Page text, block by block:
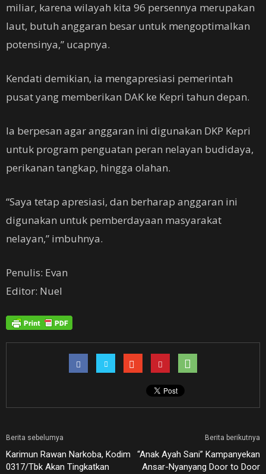
miliar, karena wilayah kita 96 persennya merupakan
laut, butuh anggaran besar untuk mengoptimalkan
potensinya,” ucapnya.
Kendati demikian, ia mengapresiasi pemerintah
pusat yang memberikan DAK ke Kepri tahun depan.
Ia berpesan agar anggaran ini digunakan DKP Kepri
untuk program penguatan peran nelayan budidaya,
perikanan tangkap, hingga olahan.
“Saya tetap apresiasi, dan berharap anggaran ini
digunakan untuk pemberdayaan masyarakat
nelayan,” imbuhnya.
Penulis: Evan
Editor: Nuel
Berita sebelumya
Karimun Rawan Narkoba, Kodim
0317/Tbk Akan Tingkatkan
Berita berikutnya
“Anak Ayah Sani” Kampanyekan
Ansar-Nyanyang Door to Door